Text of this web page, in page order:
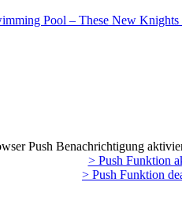
Pool – These New
Push Benachrichtigung
> Push Funktion
> Push Funktion